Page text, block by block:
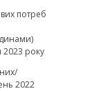
потреб
2023 року
2022